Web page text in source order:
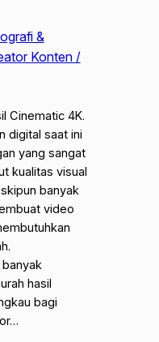
&
Konten /
Cinematic 4K.
digital saat ini
yang sangat
kualitas visual
banyak
video
hasil
bagi